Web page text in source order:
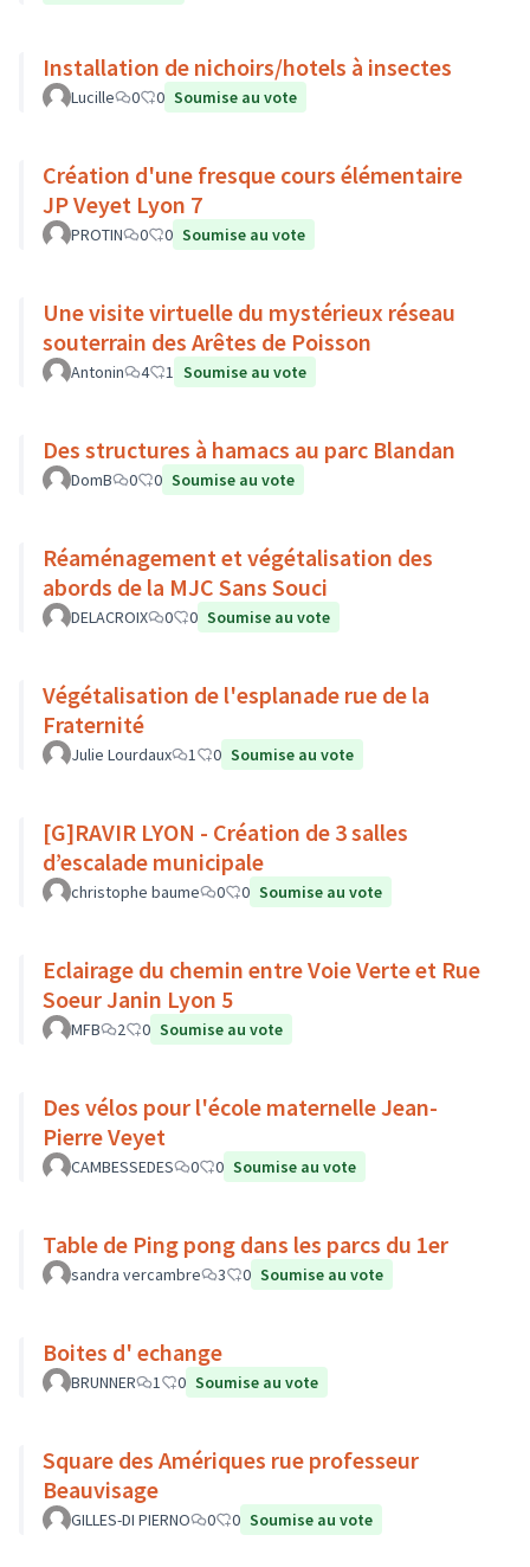
Installation de nichoirs/hotels à insectes
Lucille 0 0 Soumise au vote
Création d'une fresque cours élémentaire
JP Veyet Lyon 7
PROTIN 0 0 Soumise au vote
Une visite virtuelle du mystérieux réseau
souterrain des Arêtes de Poisson
Antonin 4 1 Soumise au vote
Des structures à hamacs au parc Blandan
DomB 0 0 Soumise au vote
Réaménagement et végétalisation des
abords de la MJC Sans Souci
DELACROIX 0 0 Soumise au vote
Végétalisation de l'esplanade rue de la
Fraternité
Julie Lourdaux 1 0 Soumise au vote
[G]RAVIR LYON - Création de 3 salles
d’escalade municipale
christophe baume 0 0 Soumise au vote
Eclairage du chemin entre Voie Verte et Rue
Soeur Janin Lyon 5
MFB 2 0 Soumise au vote
Des vélos pour l'école maternelle Jean-
Pierre Veyet
CAMBESSEDES 0 0 Soumise au vote
Table de Ping pong dans les parcs du 1er
sandra vercambre 3 0 Soumise au vote
Boites d' echange
BRUNNER 1 0 Soumise au vote
Square des Amériques rue professeur
Beauvisage
GILLES-DI PIERNO 0 0 Soumise au vote